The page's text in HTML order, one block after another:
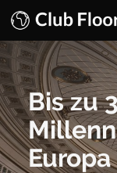
Bis zu